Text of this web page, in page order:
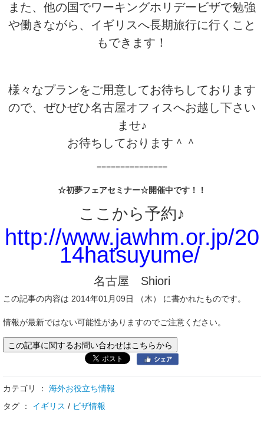
また、他の国でワーキングホリデービザで勉強
や働きながら、イギリスへ長期旅行に行くこと
もできます！
様々なプランをご用意してお待ちしております
ので、ぜひぜひ名古屋オフィスへお越し下さい
ませ♪
お待ちしております＾＾
===============
☆初夢フェアセミナー☆開催中です！！
ここから予約♪
http://www.jawhm.or.jp/20
14hatsuyume/
名古屋 Shiori
この記事の内容は 2014年01月09日 （木） に書かれたものです。
情報が最新ではない可能性がありますのでご注意ください。
この記事に関するお問い合わせはこちらから
カテゴリ ： 海外お役立ち情報
タグ ： イギリス / ビザ情報